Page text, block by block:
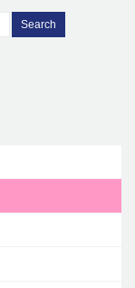
Search